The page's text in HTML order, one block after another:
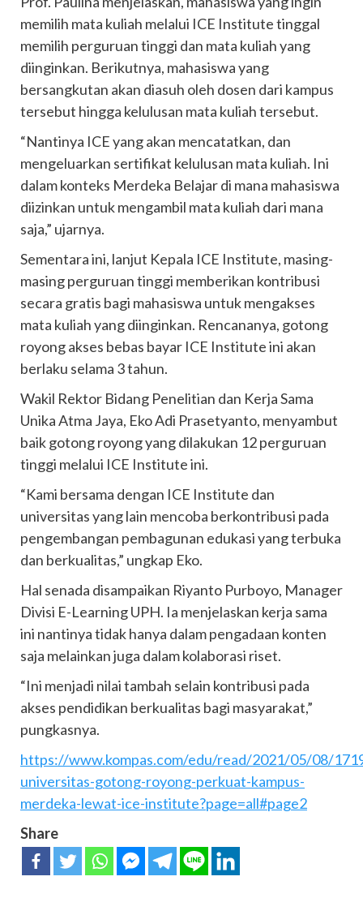
memilih mata kuliah melalui ICE Institute tinggal
memilih perguruan tinggi dan mata kuliah yang
diinginkan. Berikutnya, mahasiswa yang
bersangkutan akan diasuh oleh dosen dari kampus
tersebut hingga kelulusan mata kuliah tersebut.
“Nantinya ICE yang akan mencatatkan, dan
mengeluarkan sertifikat kelulusan mata kuliah. Ini
dalam konteks Merdeka Belajar di mana mahasiswa
diizinkan untuk mengambil mata kuliah dari mana
saja,” ujarnya.
Sementara ini, lanjut Kepala ICE Institute, masing-
masing perguruan tinggi memberikan kontribusi
secara gratis bagi mahasiswa untuk mengakses
mata kuliah yang diinginkan. Rencananya, gotong
royong akses bebas bayar ICE Institute ini akan
berlaku selama 3 tahun.
Wakil Rektor Bidang Penelitian dan Kerja Sama
Unika Atma Jaya, Eko Adi Prasetyanto, menyambut
baik gotong royong yang dilakukan 12 perguruan
tinggi melalui ICE Institute ini.
“Kami bersama dengan ICE Institute dan
universitas yang lain mencoba berkontribusi pada
pengembangan pembagunan edukasi yang terbuka
dan berkualitas,” ungkap Eko.
Hal senada disampaikan Riyanto Purboyo, Manager
Divisi E-Learning UPH. Ia menjelaskan kerja sama
ini nantinya tidak hanya dalam pengadaan konten
saja melainkan juga dalam kolaborasi riset.
“Ini menjadi nilai tambah selain kontribusi pada
akses pendidikan berkualitas bagi masyarakat,”
pungkasnya.
https://www.kompas.com/edu/read/2021/05/08/
universitas-gotong-royong-perkuat-kampus-
merdeka-lewat-ice-institute?page=all#page2
Share